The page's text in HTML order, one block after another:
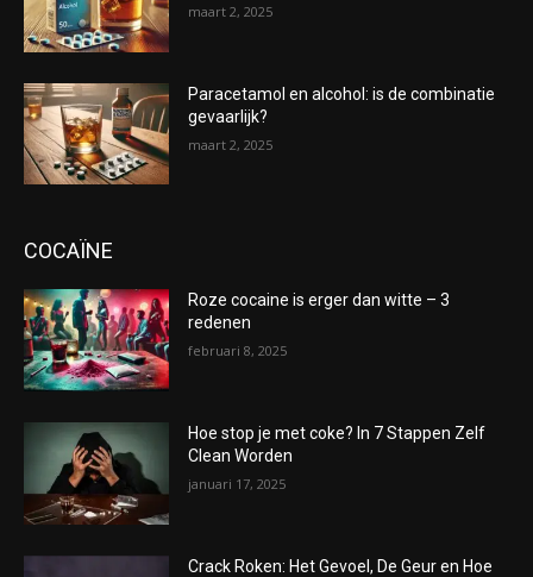
maart 2, 2025
Paracetamol en alcohol: is de combinatie
gevaarlijk?
maart 2, 2025
COCAÏNE
Roze cocaine is erger dan witte – 3
redenen
februari 8, 2025
Hoe stop je met coke? In 7 Stappen Zelf
Clean Worden
januari 17, 2025
Crack Roken: Het Gevoel, De Geur en Hoe